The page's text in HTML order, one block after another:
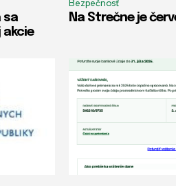
sa
akcie
Bezpečnosť
Na Strečne je